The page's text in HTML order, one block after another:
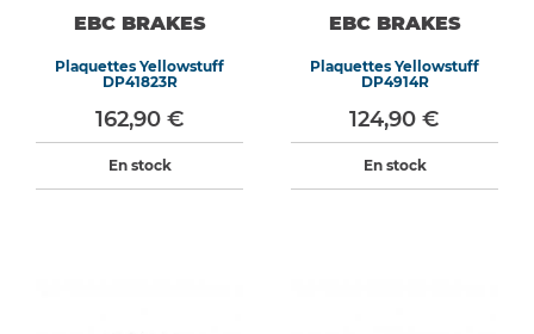
EBC BRAKES
Plaquettes Yellowstuff
DP41823R
162,90 €
En stock
EBC BRAKES
Plaquettes Yellowstuff
DP4914R
124,90 €
En stock